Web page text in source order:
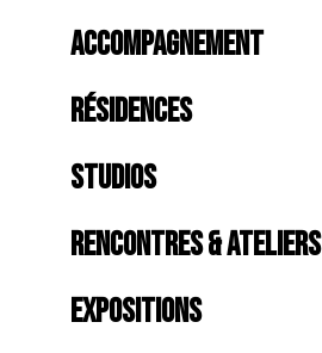
ACCOMPAGNEMENT
RÉSIDENCES
STUDIOS
RENCONTRES & ATELIERS
EXPOSITIONS